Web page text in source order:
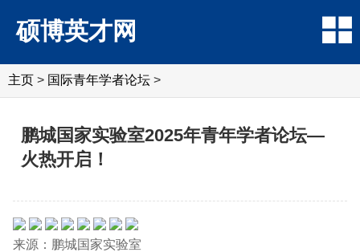
硕博英才网
主页 > 国际青年学者论坛 >
鹏城国家实验室2025年青年学者论坛—
火热开启！
来源：鹏城国家实验室